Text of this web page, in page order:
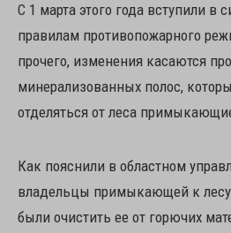
С 1 марта этого года вступили в
правилам противопожарного
прочего, изменения касаются
минерализованных полос,
отделяться от леса
Как пояснили в областном
владельцы примыкающей к
были очистить ее от горючих